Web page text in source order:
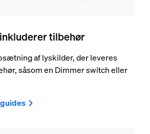
tilbehør
af lyskilder, der leveres
såsom en Dimmer switch eller